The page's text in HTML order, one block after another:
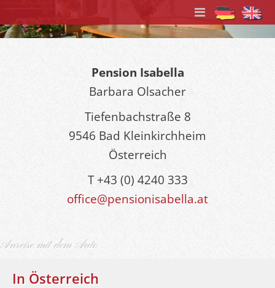
Pension Isabella
Barbara Olsacher
Tiefenbachstraße 8
9546 Bad Kleinkirchheim
Österreich
T +43 (0) 4240 333
office@pensionisabella.at
Anreise mit dem Auto
In Österreich